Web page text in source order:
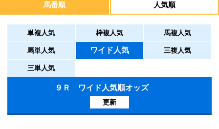
馬番順 人気順
単複人気 枠複人気 馬複人気
馬単人気 ワイド人気 三複人気
三単人気
９Ｒ ワイド人気順オッズ
更新